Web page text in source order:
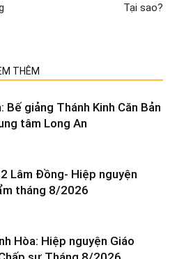
Tại sao?
THÊM
Bế giảng Thánh Kinh Căn Bản
tâm Long An
Lâm Đồng- Hiệp nguyện
tháng 8/2026
Hòa: Hiệp nguyện Giáo